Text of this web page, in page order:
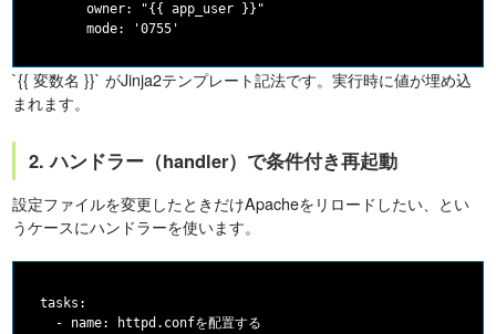
        owner: "{{ app_user }}"
`{{ 変数名 }}` がJinja2テンプレート記法です。実行時に値が埋め込
まれます。
2. ハンドラー（handler）で条件付き再起動
設定ファイルを変更したときだけApacheをリロードしたい、とい
うケースにハンドラーを使います。
  tasks:
    - name: httpd.confを配置する